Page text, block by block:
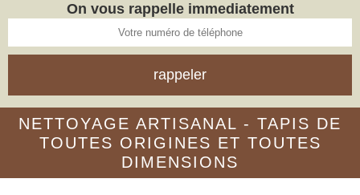
On vous rappelle immediatement
NETTOYAGE ARTISANAL - TAPIS DE
TOUTES ORIGINES ET TOUTES
DIMENSIONS